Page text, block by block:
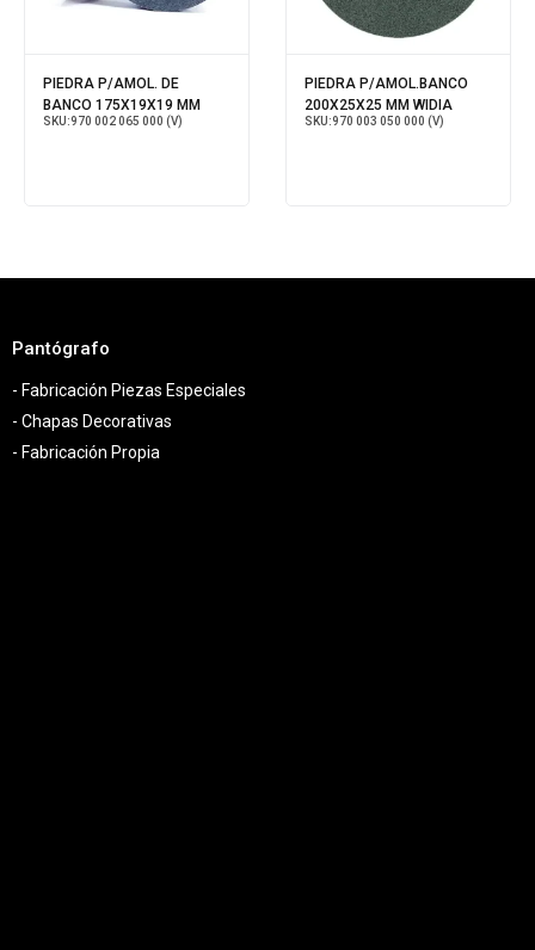
PIEDRA P/AMOL. DE
BANCO 175X19X19 MM
SKU:970 002 065 000 (V)
PIEDRA P/AMOL.BANCO
200X25X25 MM WIDIA
SKU:970 003 050 000 (V)
Pantógrafo
- Fabricación Piezas Especiales
- Chapas Decorativas
- Fabricación Propia